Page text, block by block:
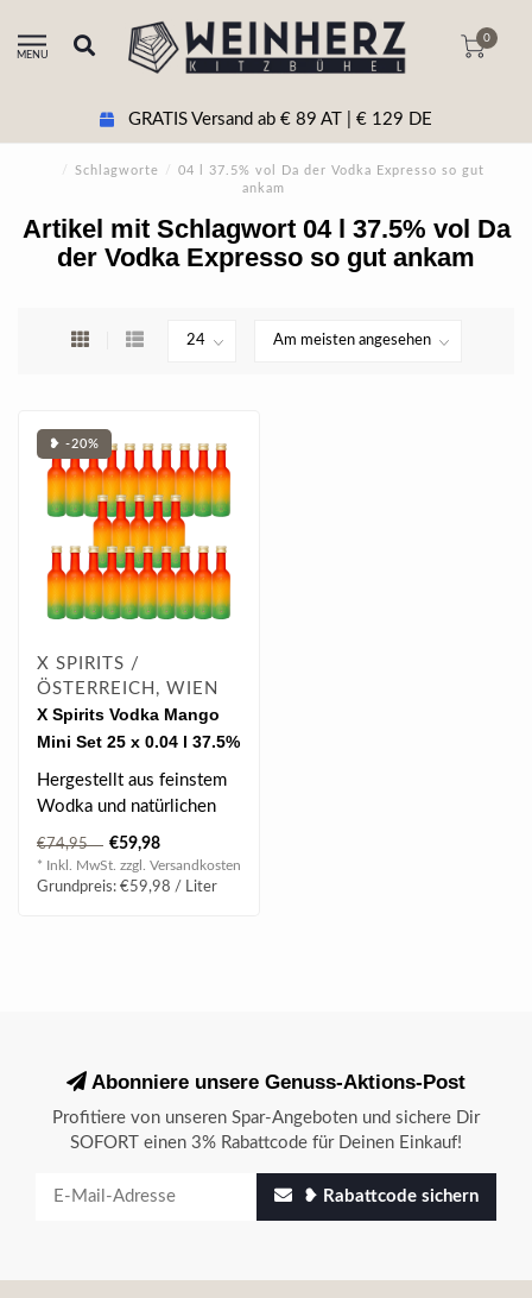
MENU
0
GRATIS Versand ab € 89 AT | € 129 DE
/ Schlagworte /
04 l 37.5% vol Da der Vodka Expresso so gut
ankam
Artikel mit Schlagwort 04 l 37.5% vol Da
der Vodka Expresso so gut ankam
❥ -20%
X SPIRITS /
ÖSTERREICH, WIEN
X Spirits Vodka Mango
Mini Set 25 x 0.04 l 37.5%
vol
Hergestellt aus feinstem
Wodka und natürlichen
Mangoaromen, garantiert
X Spirit..
€74,95 €59,98
* Inkl. MwSt. zzgl. Versandkosten
Grundpreis: €59,98 / Liter
Abonniere unsere Genuss-Aktions-Post
Profitiere von unseren Spar-Angeboten und sichere Dir
SOFORT einen 3% Rabattcode für Deinen Einkauf!
❥ Rabattcode sichern